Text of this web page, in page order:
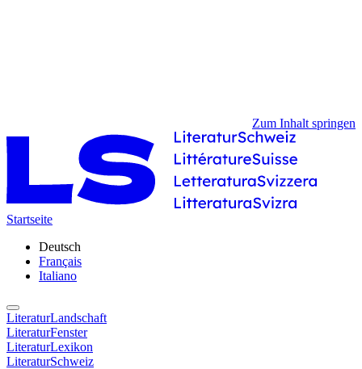
Zum Inhalt springen
Startseite
Deutsch
Français
Italiano
LiteraturLandschaft
LiteraturFenster
LiteraturLexikon
LiteraturSchweiz